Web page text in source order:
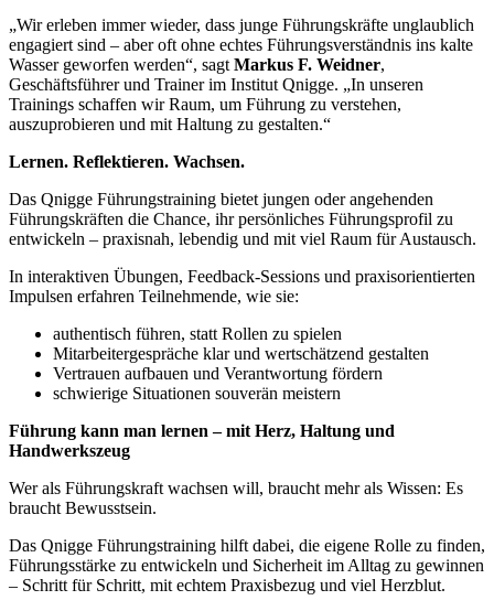
„Wir erleben immer wieder, dass junge Führungskräfte unglaublich
engagiert sind – aber oft ohne echtes Führungsverständnis ins kalte
Wasser geworfen werden“, sagtMarkus F. Weidner,
Geschäftsführer und Trainer im Institut Qnigge. „In unseren
Trainings schaffen wir Raum, um Führung zu verstehen,
auszuprobieren und mit Haltung zu gestalten.“
Lernen. Reflektieren. Wachsen.
Das Qnigge Führungstraining bietet jungen oder angehenden
Führungskräften die Chance, ihr persönliches Führungsprofil zu
entwickeln – praxisnah, lebendig und mit viel Raum für Austausch.
In interaktiven Übungen, Feedback-Sessions und praxisorientierten
Impulsen erfahren Teilnehmende, wie sie:
authentisch führen, statt Rollen zu spielen
Mitarbeitergespräche klar und wertschätzend gestalten
Vertrauen aufbauen und Verantwortung fördern
schwierige Situationen souverän meistern
Führung kann man lernen – mit Herz, Haltung und
Handwerkszeug
Wer als Führungskraft wachsen will, braucht mehr als Wissen: Es
braucht Bewusstsein.
Das Qnigge Führungstraining hilft dabei, die eigene Rolle zu finden,
Führungsstärke zu entwickeln und Sicherheit im Alltag zu gewinnen
– Schritt für Schritt, mit echtem Praxisbezug und viel Herzblut.